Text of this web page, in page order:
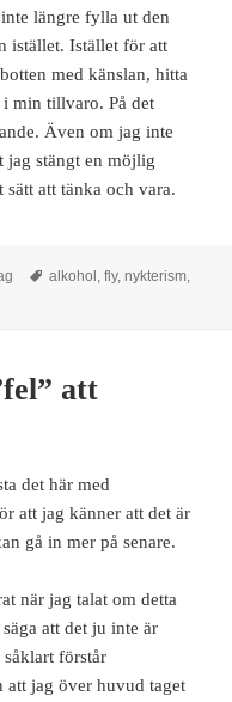
längre fylla ut den
istället. Istället för att
med känslan, hitta
min tillvaro. På det
Även om jag inte
jag stängt en möjlig
att tänka och vara.
Taggar
alkohol ,fly,nykterism,
längre fly.
att
det här med
att jag känner att det är
gå in mer på senare.
när jag talat om detta
att det ju inte är
förstår
att jag över huvud taget